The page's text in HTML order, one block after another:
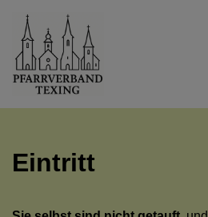
PFARRE
Eintritt